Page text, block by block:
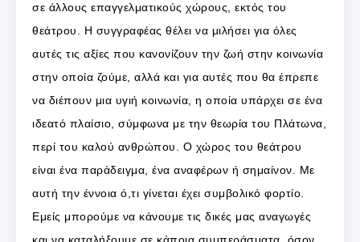
σε άλλους επαγγελματικούς χώρους, εκτός του
θεάτρου. Η συγγραφέας θέλει να μιλήσει για όλες
αυτές τις αξίες που κανονίζουν την ζωή στην κοινωνία
στην οποία ζούμε, αλλά και για αυτές που θα έπρεπε
να διέπουν μια υγιή κοινωνία, η οποία υπάρχει σε ένα
ιδεατό πλαίσιο, σύμφωνα με την θεωρία του Πλάτωνα,
περί του καλού ανθρώπου. Ο χώρος του θεάτρου
είναι ένα παράδειγμα, ένα αναφέρων ή σημαίνον. Με
αυτή την έννοια ό,τι γίνεται έχει συμβολικό φορτίο.
Εμείς μπορούμε να κάνουμε τις δικές μας αναγωγές